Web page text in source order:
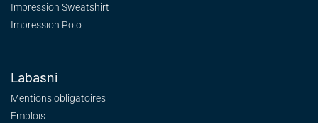
Impression Sweatshirt
Impression Polo
Labasni
Mentions obligatoires
Emplois